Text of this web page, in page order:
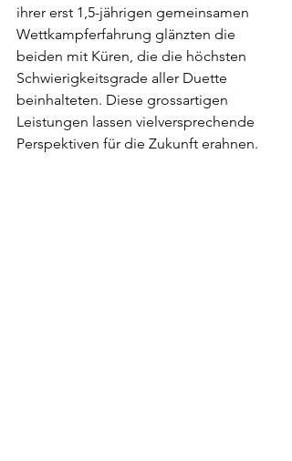
ihrer erst 1,5-jährigen gemeinsamen
Wettkampferfahrung glänzten die
beiden mit Küren, die die höchsten
Schwierigkeitsgrade aller Duette
beinhalteten. Diese grossartigen
Leistungen lassen vielversprechende
Perspektiven für die Zukunft erahnen.